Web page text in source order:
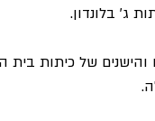
ג' בלונדון.
של כיתות